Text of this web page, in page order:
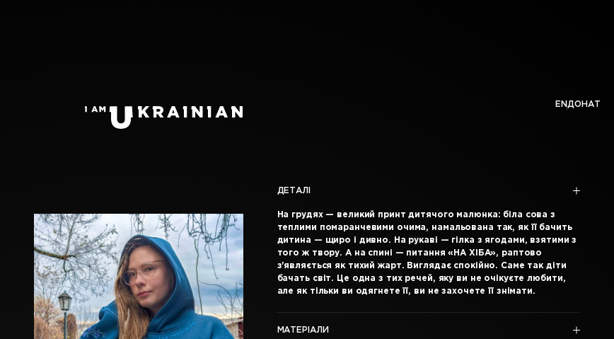
EN ДОНАТ
ДЕТАЛІ
На грудях — великий принт дитячого малюнка: біла сова з
теплими помаранчевими очима, намальована так, як її бачить
дитина — щиро і дивно. На рукаві — гілка з ягодами, взятими з
того ж твору. А на спині — питання «НА ХІБА», раптово
з'являється як тихий жарт. Виглядає спокійно. Саме так діти
бачать світ. Це одна з тих речей, яку ви не очікуєте любити,
але як тільки ви одягнете її, ви не захочете її знімати.
МАТЕРІАЛИ